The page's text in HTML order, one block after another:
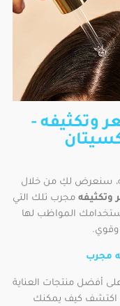
وتكثيفه -
سنعرض لكِ من خلال
مجرب تلك التي
المواظب لها
مجرب
أفضل منتجات العناية
اكتشف كيف يمكنك